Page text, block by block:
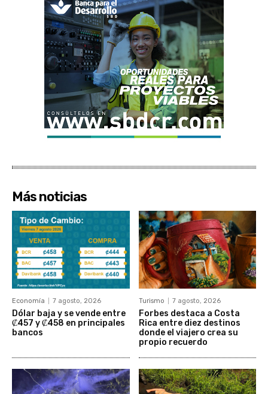
Más noticias
Economía 7 agosto, 2026
Dólar baja y se vende entre
₡457 y ₡458 en principales
bancos
Turismo 7 agosto, 2026
Forbes destaca a Costa
Rica entre diez destinos
donde el viajero crea su
propio recuerdo